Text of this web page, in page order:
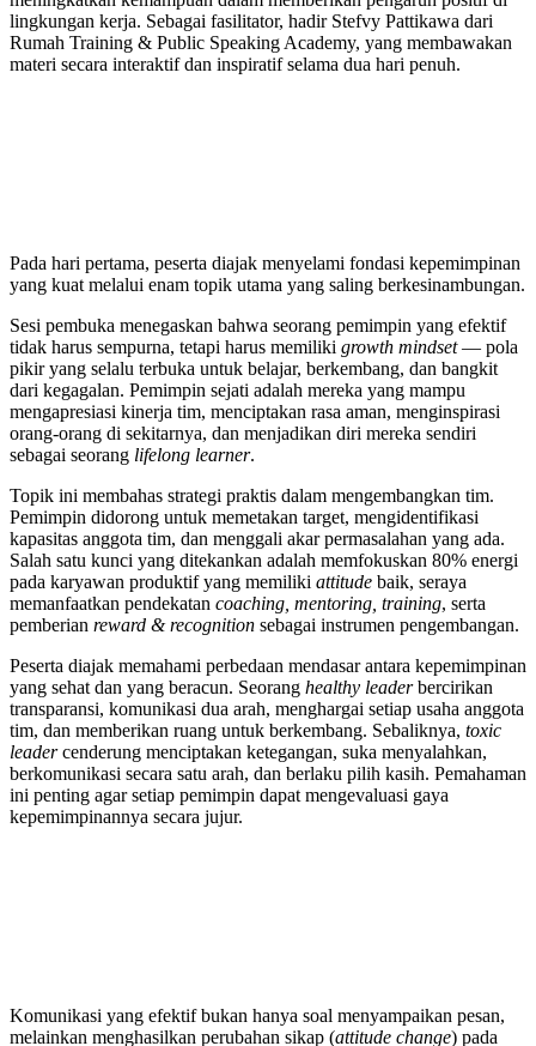
lingkungan kerja. Sebagai fasilitator, hadir Stefvy Pattikawa dari
Rumah Training & Public Speaking Academy, yang membawakan
materi secara interaktif dan inspiratif selama dua hari penuh.
Pada hari pertama, peserta diajak menyelami fondasi kepemimpinan
yang kuat melalui enam topik utama yang saling berkesinambungan.
Sesi pembuka menegaskan bahwa seorang pemimpin yang efektif
tidak harus sempurna, tetapi harus memiliki growth mindset— pola
pikir yang selalu terbuka untuk belajar, berkembang, dan bangkit
dari kegagalan. Pemimpin sejati adalah mereka yang mampu
mengapresiasi kinerja tim, menciptakan rasa aman, menginspirasi
orang-orang di sekitarnya, dan menjadikan diri mereka sendiri
sebagai seorang lifelong learner.
Topik ini membahas strategi praktis dalam mengembangkan tim.
Pemimpin didorong untuk memetakan target, mengidentifikasi
kapasitas anggota tim, dan menggali akar permasalahan yang ada.
Salah satu kunci yang ditekankan adalah memfokuskan 80% energi
pada karyawan produktif yang memiliki attitude baik, seraya
memanfaatkan pendekatan coaching, mentoring, training, serta
pemberian reward & recognition sebagai instrumen pengembangan.
Peserta diajak memahami perbedaan mendasar antara kepemimpinan
yang sehat dan yang beracun. Seorang healthy leaderbercirikan
transparansi, komunikasi dua arah, menghargai setiap usaha anggota
tim, dan memberikan ruang untuk berkembang. Sebaliknya, toxic
leadercenderung menciptakan ketegangan, suka menyalahkan,
berkomunikasi secara satu arah, dan berlaku pilih kasih. Pemahaman
ini penting agar setiap pemimpin dapat mengevaluasi gaya
kepemimpinannya secara jujur.
Komunikasi yang efektif bukan hanya soal menyampaikan pesan,
melainkan menghasilkan perubahan sikap (attitude change) pada